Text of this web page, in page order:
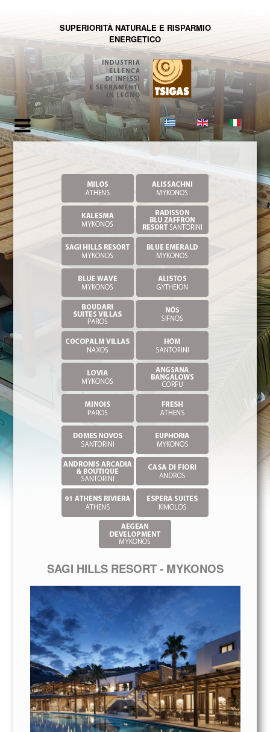
SUPERIORITÀ NATURALE E RISPARMIO
ENERGETICO
SAGI HILLS RESORT - MYKONOS